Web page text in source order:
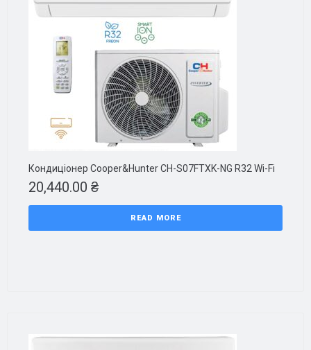
Кондиціонер Cooper&Hunter CH-S07FTXK-NG R32 Wi-Fi
20,440.00 ₴
READ MORE